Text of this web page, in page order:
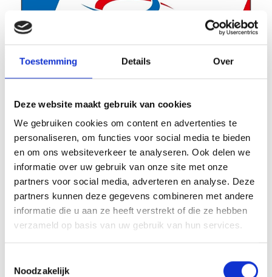
Toestemming Details Over
Deze website maakt gebruik van cookies
We gebruiken cookies om content en advertenties te
personaliseren, om functies voor social media te bieden
en om ons websiteverkeer te analyseren. Ook delen we
informatie over uw gebruik van onze site met onze
partners voor social media, adverteren en analyse. Deze
partners kunnen deze gegevens combineren met andere
informatie die u aan ze heeft verstrekt of die ze hebben
verzameld op basis van uw gebruik van hun services.
Noodzakelijk
39021
info@tecini.com
T+39 335 8419438
terug naar overzicht